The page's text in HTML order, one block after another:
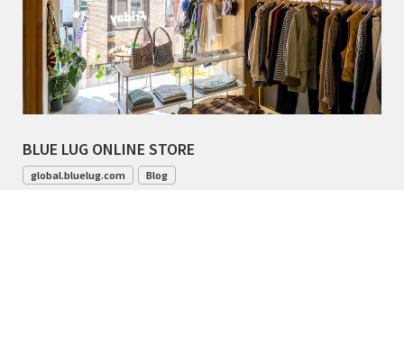
BLUE LUG ONLINE STORE
global.bluelug.com Blog